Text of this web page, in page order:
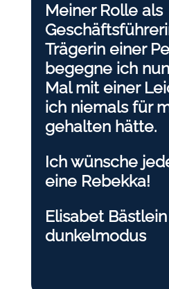
Meiner Rolle als
Trägerin einer
begegne ich
Mal mit einer
ich niemals für
gehalten hätte.
Ich wünsche
eine Rebekka!
Elisabet Bästlein
dunkelmodus